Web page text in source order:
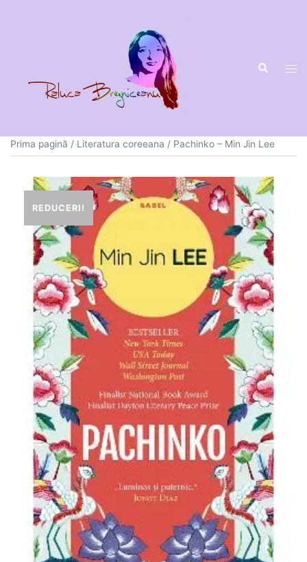
Prima pagină / Literatura coreeana / Pachinko – Min Jin Lee
REDUCERI!